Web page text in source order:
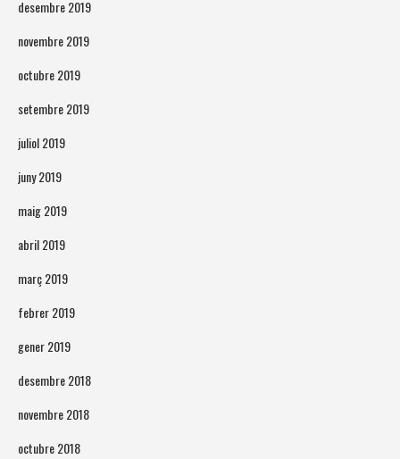
desembre 2019
novembre 2019
octubre 2019
setembre 2019
juliol 2019
juny 2019
maig 2019
abril 2019
març 2019
febrer 2019
gener 2019
desembre 2018
novembre 2018
octubre 2018